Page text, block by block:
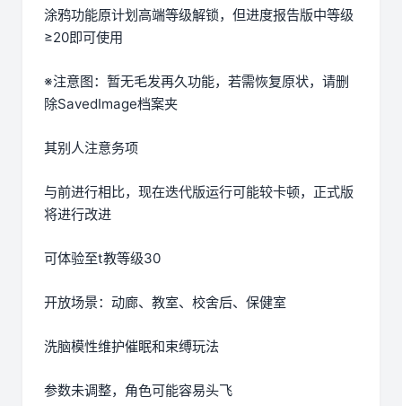
涂鸦功能原计划高端等级解锁，但进度报告版中等级
≥20即可使用
※注意图 ：暂无毛发再久功能，若需恢复原状，请删
除SavedImage档案夹
其别人注意务项
与前进行相比，现在迭代版运行可能较卡顿，正式版
将进行改进
可体验至t教等级30
开放场景：动廊、教室、校舍后、保健室
洗脑模性维护催眠和束缚玩法
参数未调整，角色可能容易头飞